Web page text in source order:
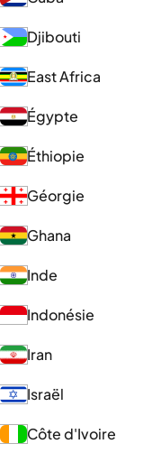
Djibouti
East Africa
Égypte
Éthiopie
Géorgie
Ghana
Inde
Indonésie
Iran
Israël
Côte d'Ivoire